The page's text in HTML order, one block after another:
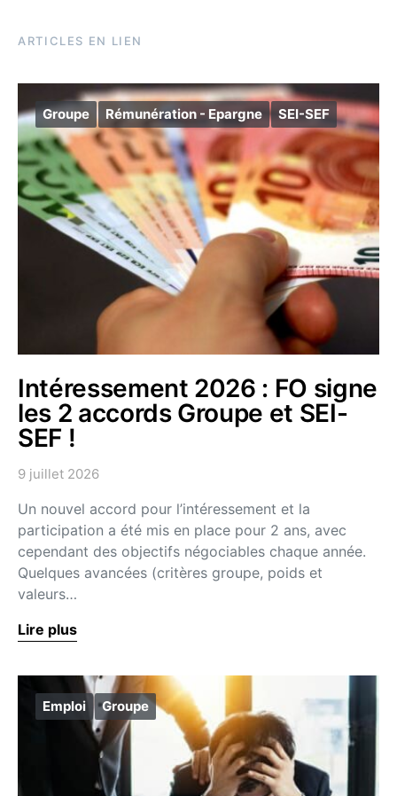
ARTICLES EN LIEN
Groupe Rémunération - Epargne SEI-SEF
Intéressement 2026 : FO signe
les 2 accords Groupe et SEI-
SEF !
9 juillet 2026
Un nouvel accord pour l’intéressement et la
participation a été mis en place pour 2 ans, avec
cependant des objectifs négociables chaque année.
Quelques avancées (critères groupe, poids et
valeurs…
Lire plus
Emploi Groupe